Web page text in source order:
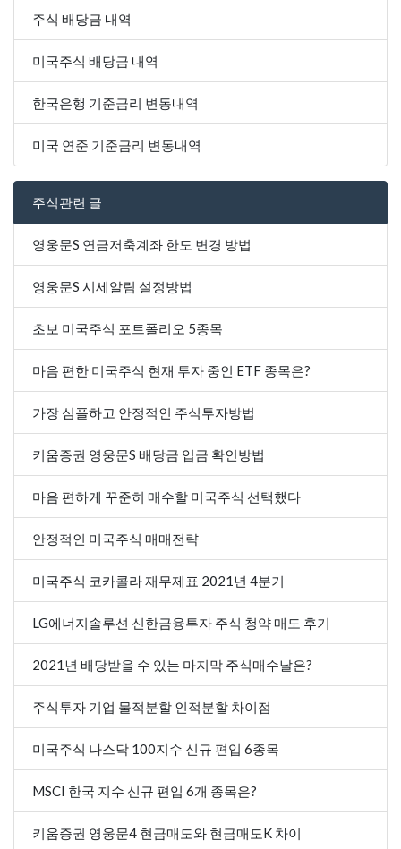
주식 배당금 내역
미국주식 배당금 내역
한국은행 기준금리 변동내역
미국 연준 기준금리 변동내역
주식관련 글
영웅문S 연금저축계좌 한도 변경 방법
영웅문S 시세알림 설정방법
초보 미국주식 포트폴리오 5종목
마음 편한 미국주식 현재 투자 중인 ETF 종목은?
가장 심플하고 안정적인 주식투자방법
키움증권 영웅문S 배당금 입금 확인방법
마음 편하게 꾸준히 매수할 미국주식 선택했다
안정적인 미국주식 매매전략
미국주식 코카콜라 재무제표 2021년 4분기
LG에너지솔루션 신한금융투자 주식 청약 매도 후기
2021년 배당받을 수 있는 마지막 주식매수날은?
주식투자 기업 물적분할 인적분할 차이점
미국주식 나스닥 100지수 신규 편입 6종목
MSCI 한국 지수 신규 편입 6개 종목은?
키움증권 영웅문4 현금매도와 현금매도K 차이